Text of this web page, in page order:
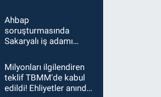
Ahbap
soruşturmasında
Sakaryalı iş adamı
Milyonları ilgilendiren
teklif TBMM'de kabul
edildi! Ehliyetler anında